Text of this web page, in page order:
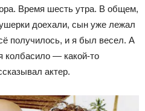
Время шесть утра. В общем,
доехали, сын уже лежал
получилось, и я был весел. А
колбасило — какой-то
актер.